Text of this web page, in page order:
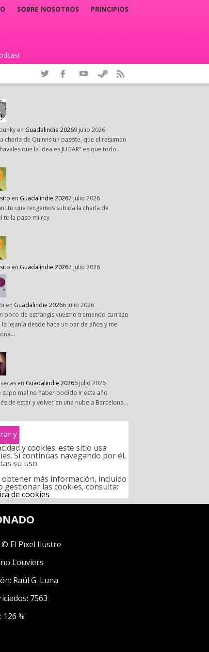
SOBRE NOSOTROS PRINCIPIOS
en Guadalindie 20269 julio 2026
charla de Quinns un pasote, que el resumen
que la idea es JUGAR" es que todo…
en Guadalindie 20267 julio 2026
que tengamos subida la charla de
te la paso mi rey
en Guadalindie 20267 julio 2026
en Guadalindie 20266 julio 2026
poco de estrangis vuestro tremendo currazo
la lejanía desde hace un par de años y me
en Guadalindie 20266 julio 2026
supo mal no haber podido ir este año
de estar y volver en una nube a Barcelona…
y cookies: este sitio usa
Si continúas navegando por él,
su uso.
obtener más información, incluido
gestionar las cookies, consulta:
de cookies
© El Píxel Ilustre
Louviers
Raúl G. Luna
7563
%